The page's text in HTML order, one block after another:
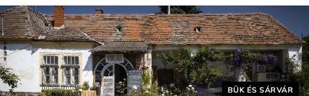
Helyszín címkék:
BÜK ÉS SÁRVÁR